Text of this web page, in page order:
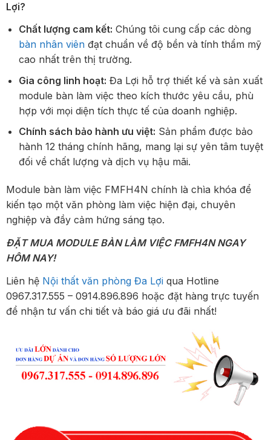
Lợi?
Chất lượng cam kết: Chúng tôi cung cấp các dòng
bàn nhân viênđạt chuẩn về độ bền và tính thẩm mỹ
cao nhất trên thị trường.
Gia công linh hoạt: Đa Lợi hỗ trợ thiết kế và sản xuất
module bàn làm việc theo kích thước yêu cầu, phù
hợp với mọi diện tích thực tế của doanh nghiệp.
Chính sách bảo hành ưu việt: Sản phẩm được bảo
hành 12 tháng chính hãng, mang lại sự yên tâm tuyệt
đối về chất lượng và dịch vụ hậu mãi.
Module bàn làm việc FMFH4N chính là chìa khóa để
kiến tạo một văn phòng làm việc hiện đại, chuyên
nghiệp và đầy cảm hứng sáng tạo.
ĐẶT MUA MODULE BÀN LÀM VIỆC FMFH4N NGAY
HÔM NAY!
Liên hệ Nội thất văn phòng Đa Lợi qua Hotline
0967.317.555 – 0914.896.896 hoặc đặt hàng trực tuyến
để nhận tư vấn chi tiết và báo giá ưu đãi nhất!